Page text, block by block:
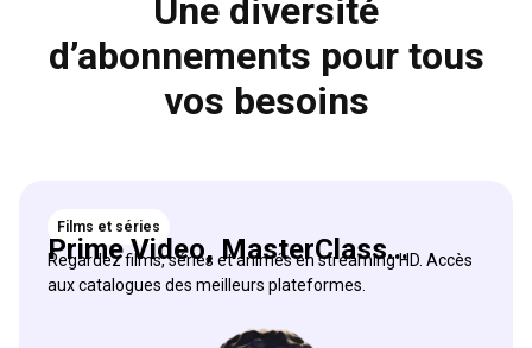
Une diversité
d’abonnements pour tous
vos besoins
Films et séries
Prime Video, MasterClass...
Regardez films, séries et animés en streaming HD. Accès
aux catalogues des meilleurs plateformes.